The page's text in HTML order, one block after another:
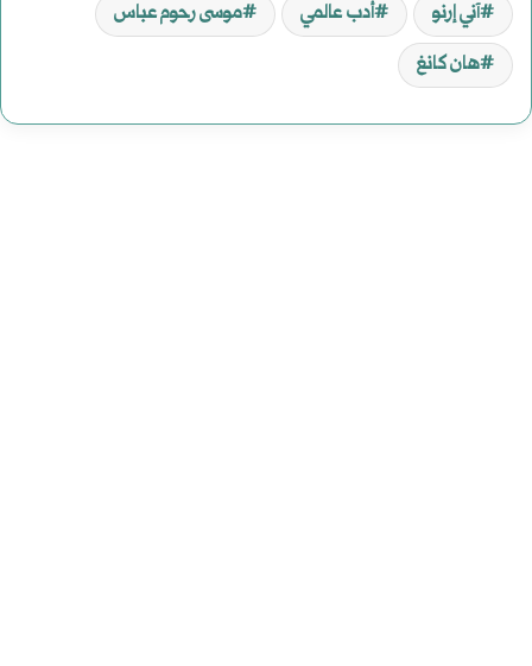
آني إرنو أدب عالمي
موسى رحوم عباس
هان كانغ